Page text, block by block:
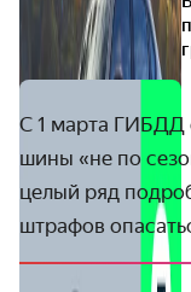
С 1 марта ГИБДД
шины «не по
целый ряд
штрафов